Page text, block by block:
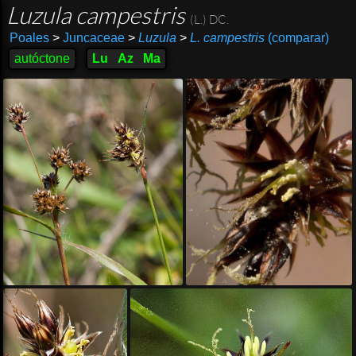
Luzula campestris (L.) DC.
Poales >Juncaceae > Luzula > L. campestris(comparar)
autóctone
Lu Az Ma